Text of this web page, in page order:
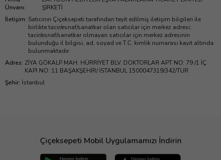
Ünvanı:
ŞİRKETİ
İletişim: Satıcının Çiçeksepeti tarafından teyit edilmiş iletişim bilgileri ile
birlikte tacir/esnaf/sanatkar olan satıcılar için merkez adresi;
tacir/esnaf/sanatkar olmayan satıcılar için merkez adresinin
bulunduğu il bilgisi, ad, soyad ve T.C. kimlik numarası kayıt altında
bulunmaktadır.
Adres: ZİYA GÖKALP MAH. HÜRRİYET BLV. DOKTORLAR APT NO: 79 /1 İÇ
KAPI NO: 11 BAŞAKŞEHİR/ İSTANBUL 1500047319/342/TUR
Şehir: İstanbul
Çiçeksepeti Mobil Uygulamamızı İndirin